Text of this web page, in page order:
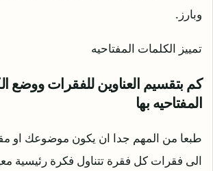
وبارز.
تمييز الكلمات المفتاحيه
كم بتقسيم العناوين للفقرات ووضع
المفتاحيه بها
طبعا من المهم جدا ان يكون موضوعك او
الى فقرات كل فقرة تتناول فكرة رئيسية